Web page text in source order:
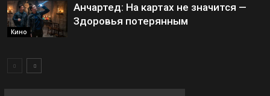
Кино
Анчартед: На картах не значится —
Здоровья потерянным